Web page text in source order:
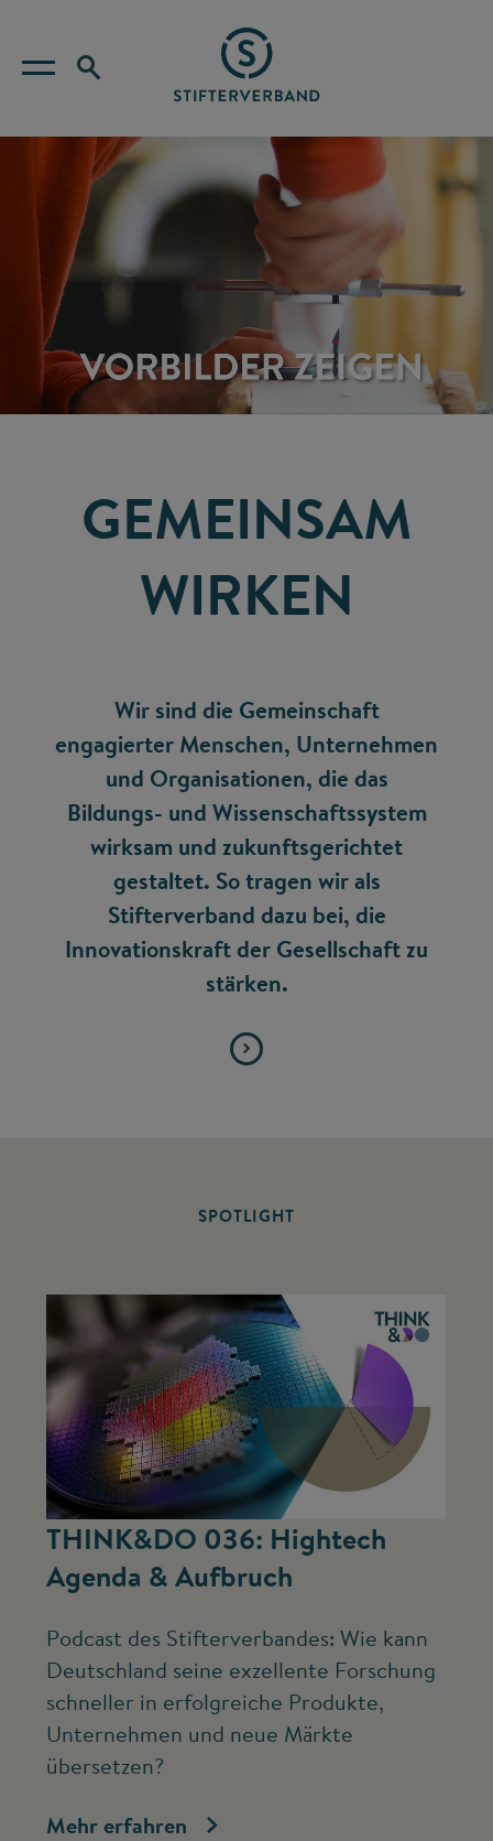
GEMEINSAM
WIRKEN
Wir sind die Gemeinschaft
engagierter Menschen, Unternehmen
und Organisationen, die das
Bildungs- und Wissenschaftssystem
wirksam und zukunftsgerichtet
gestaltet. So tragen wir als
Stifterverband dazu bei, die
Innovationskraft der Gesellschaft zu
stärken.
SPOTLIGHT
THINK&DO 036: Hightech
Agenda & Aufbruch
Podcast des Stifterverbandes: Wie kann
Deutschland seine exzellente Forschung
schneller in erfolgreiche Produkte,
Unternehmen und neue Märkte
übersetzen?
Mehr erfahren